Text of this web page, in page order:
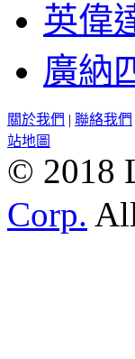
英偉
廣納
關於我們 | 聯絡我們
站地圖
© 2018
Corp.